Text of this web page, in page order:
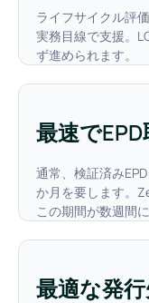
最適な発
ライフサイクル評
実務目線で支援。
ず進められます。
最速で
通常、検証済み
か月を要します。
この期間が数週間